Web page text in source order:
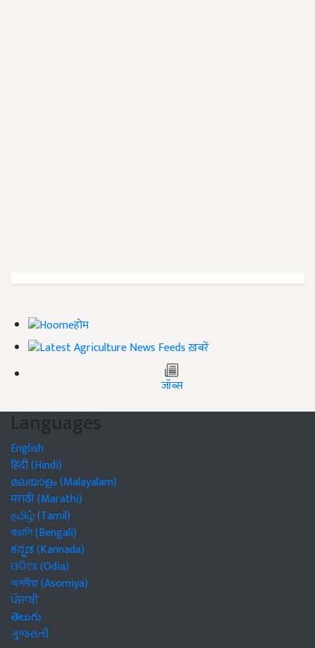
होम
ख़बरें
जॉब्स
Languages
English
हिंदी (Hindi)
മലയാളം (Malayalam)
मराठी (Marathi)
தமிழ் (Tamil)
বাঙালি (Bengali)
ಕನ್ನಡ (Kannada)
ଓଡିଆ (Odia)
অসমীয়া (Asomiya)
ਪੰਜਾਬੀ
తెలుగు
ગુજરાતી